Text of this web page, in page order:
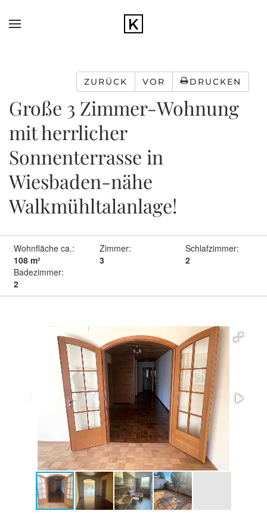
Zum Hauptinhalt springen
ZURÜCK VOR DRUCKEN
Große 3 Zimmer-Wohnung
mit herrlicher
Sonnenterrasse in
Wiesbaden-nähe
Walkmühltalanlage!
Wohnfläche ca.:
108 m²
Zimmer:
3
Schlafzimmer:
2
Badezimmer:
2